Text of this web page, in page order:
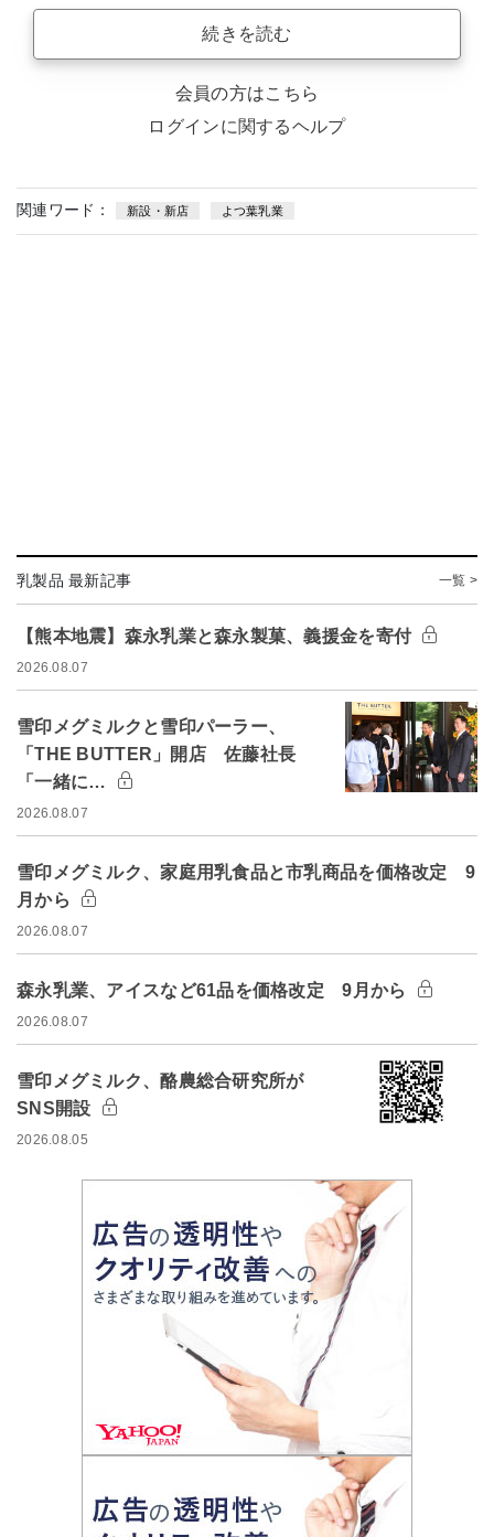
続きを読む
会員の方はこちら
ログインに関するヘルプ
関連ワード： 新設・新店 よつ葉乳業
乳製品 最新記事 一覧 >
【熊本地震】森永乳業と森永製菓、義援金を寄付
2026.08.07
雪印メグミルクと雪印パーラー、
「THE BUTTER」開店 佐藤社長
「一緒に…
2026.08.07
雪印メグミルク、家庭用乳食品と市乳商品を価格改定 9
月から
2026.08.07
森永乳業、アイスなど61品を価格改定 9月から
2026.08.07
雪印メグミルク、酪農総合研究所が
SNS開設
2026.08.05